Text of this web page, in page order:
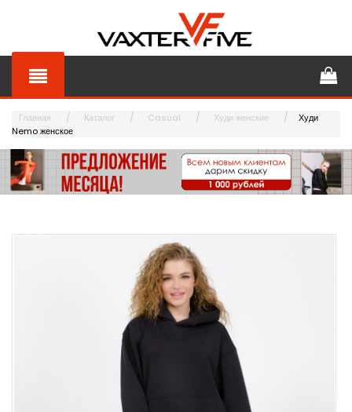
Главная Каталог Casual Худи женские
Худи
Nemo женское